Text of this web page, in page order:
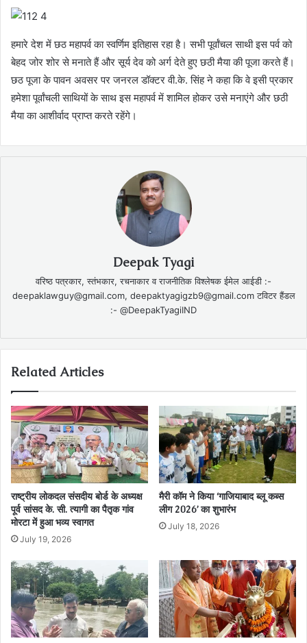
हमारे देश में छठ महापर्व का स्वर्णिम इतिहास रहा है। सभी पूर्वांचल साथी इस पर्व को
बेहद जोर शोर से मनाते हैं और सूर्य देव को अर्ग देते हुए छठी मैया की पूजा करते हैं।
छठ पूजा के पावन अवसर पर जनरल डॉक्टर वी.के. सिंह ने कहा कि वे इसी प्रकार
हमेशा पूर्वांचली साथियों के साथ इस महापर्व में शामिल होकर उसे मनाएंगे और छठी
मैया का आशीर्वाद प्राप्त करते रहेंगे।
Deepak Tyagi
वरिष्ठ पत्रकार, स्तंभकार, रचनाकार व राजनीतिक विश्लेषक ईमेल आईडी :-
deepaklawguy@gmail.com, deepaktyagigzb9@gmail.com टविटर हैंडल
:- @DeepakTyagiIND
Related Articles
राष्ट्रीय लोकदल संसदीय बोर्ड के अध्यक्ष
पूर्व सांसद के. सी. त्यागी का पैतृक गांव
मोरटा में हुआ भव्य स्वागत
July 19, 2026
मैरी कॉम ने किया ‘गाजियाबाद ब्लू कब्स
लीग 2026’ का शुभारंभ
July 18, 2026